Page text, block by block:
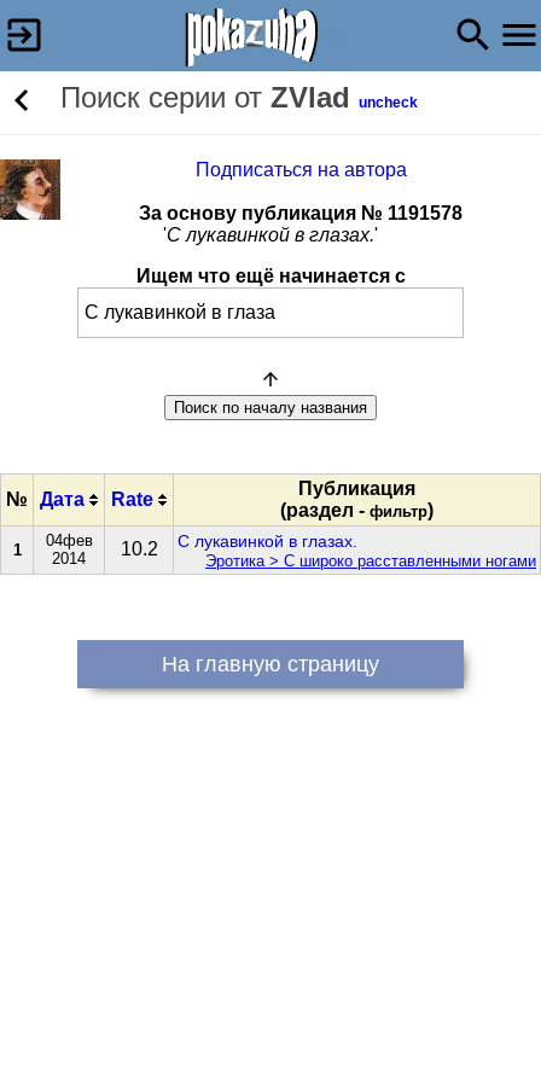
Поиск серии от ZVlad uncheck
Подписаться на автора
За основу публикация № 1191578
'С лукавинкой в глазах.'
Ищем что ещё начинается с
№ Дата Rate
Публикация
(раздел - фильтр)
1
04фев
2014
10.2 С лукавинкой в глазах.
Эротика > С широко расставленными ногами
На главную страницу